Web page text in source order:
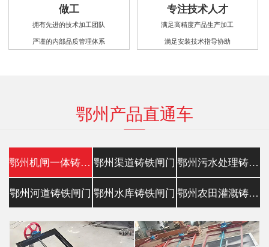
做工
拥有先进的技术加工团队
严谨的内部品质管理体系
专注技术人才
满足高精度产品生产加工
满足安装技术指导协助
鄂州产品直通车
鄂州机闸一体铸铁闸门 鄂州渠道铸铁闸门 鄂州污水处理铸铁镶铜闸门
鄂州河道铸铁闸门 鄂州水库铸铁闸门 鄂州农田灌溉铸铁闸门